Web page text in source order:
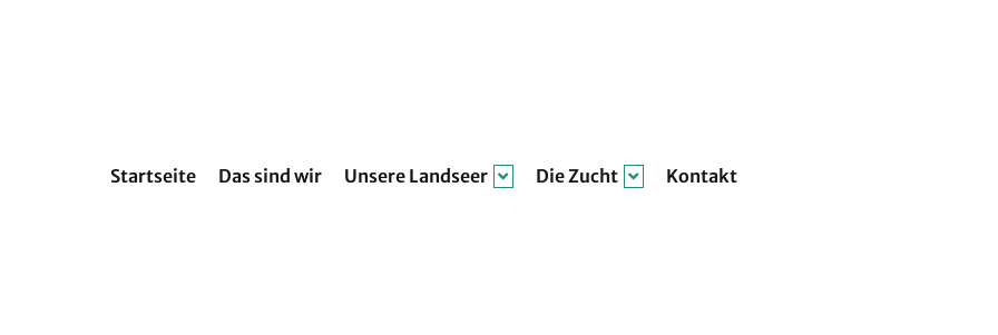
Startseite Das sind wir Unsere Landseer Die Zucht Kontakt